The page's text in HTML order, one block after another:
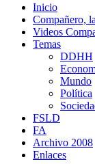
Inicio
Compañero,
Videos
Temas
DDHH
Mundo
Política
FSLD
FA
Archivo 2008
Enlaces